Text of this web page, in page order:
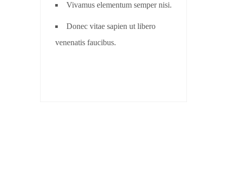
Vivamus elementum semper nisi.
Donec vitae sapien ut libero
venenatis faucibus.